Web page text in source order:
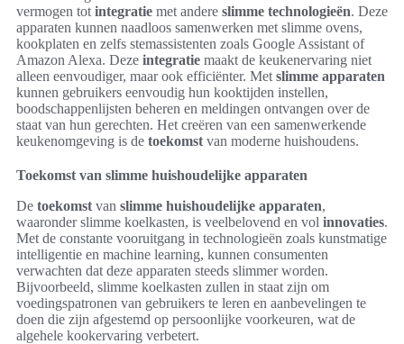
vermogen tot integratie met andere slimme technologieën. Deze
apparaten kunnen naadloos samenwerken met slimme ovens,
kookplaten en zelfs stemassistenten zoals Google Assistant of
Amazon Alexa. Deze integratie maakt de keukenervaring niet
alleen eenvoudiger, maar ook efficiënter. Met slimme apparaten
kunnen gebruikers eenvoudig hun kooktijden instellen,
boodschappenlijsten beheren en meldingen ontvangen over de
staat van hun gerechten. Het creëren van een samenwerkende
keukenomgeving is de toekomst van moderne huishoudens.
Toekomst van slimme huishoudelijke apparaten
De toekomst van slimme huishoudelijke apparaten,
waaronder slimme koelkasten, is veelbelovend en vol innovaties.
Met de constante vooruitgang in technologieën zoals kunstmatige
intelligentie en machine learning, kunnen consumenten
verwachten dat deze apparaten steeds slimmer worden.
Bijvoorbeeld, slimme koelkasten zullen in staat zijn om
voedingspatronen van gebruikers te leren en aanbevelingen te
doen die zijn afgestemd op persoonlijke voorkeuren, wat de
algehele kookervaring verbetert.